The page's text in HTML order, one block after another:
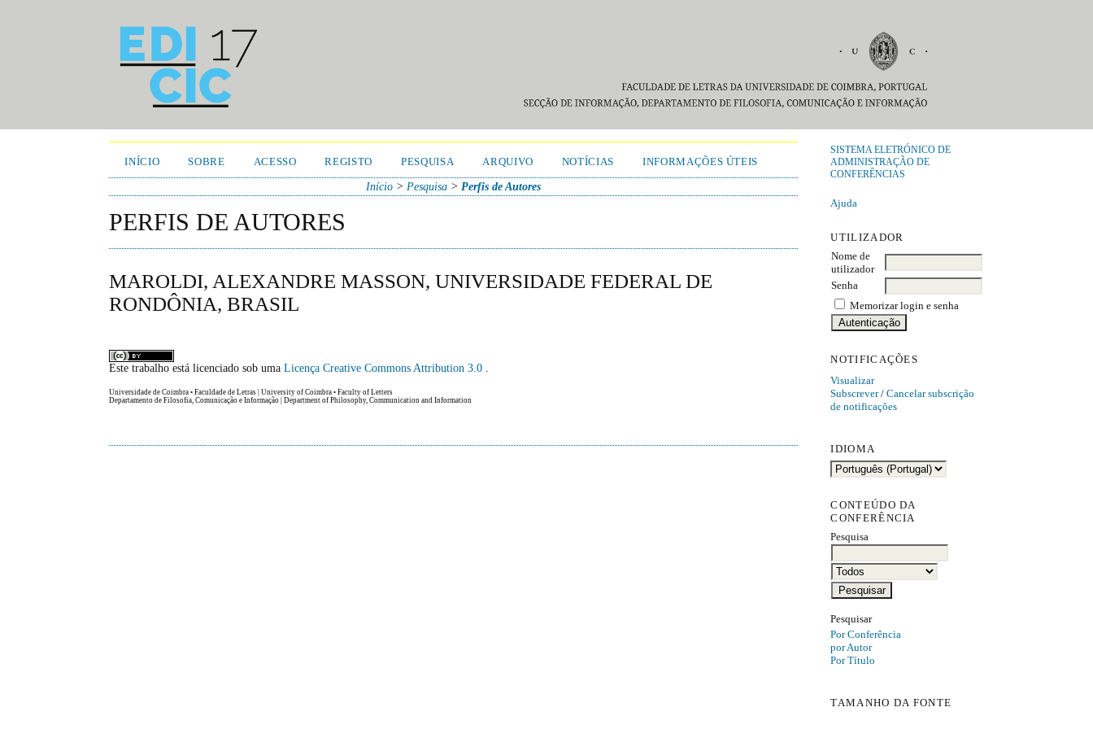
SISTEMA ELETRÓNICO DE
ADMINISTRAÇÃO DE
CONFERÊNCIAS
Ajuda
UTILIZADOR
Nome de
utilizador
Senha
Memorizar login e senha
NOTIFICAÇÕES
Visualizar
Subscrever/Cancelar subscrição
de notificações
IDIOMA
CONTEÚDO DA
CONFERÊNCIA
Pesquisa
Pesquisar
Por Conferência
por Autor
Por Título
TAMANHO DA FONTE
INÍCIO SOBRE ACESSO REGISTO PESQUISA ARQUIVO NOTÍCIAS INFORMAÇÕES ÚTEIS
Início >Pesquisa >Perfis de Autores
PERFIS DE AUTORES
MAROLDI, ALEXANDRE MASSON, UNIVERSIDADE FEDERAL DE
RONDÔNIA, BRASIL
Este trabalho está licenciado sob umaLicença Creative Commons Attribution 3.0 .
Universidade de Coimbra • Faculdade de Letras | University of Coimbra • Faculty of Letters
Departamento de Filosofia, Comunicação e Informação | Department of Philosophy, Communication and Information